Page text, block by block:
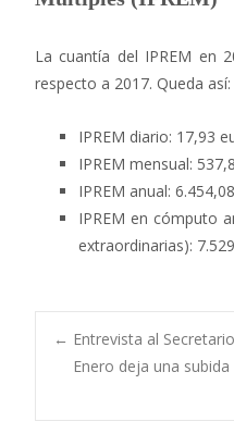
La cuantía del IPREM en
respecto a 2017. Queda así:
IPREM diario: 17,93
IPREM mensual:
IPREM anual:
IPREM en cómputo
extraordinarias):
← Entrevista al
Enero deja una